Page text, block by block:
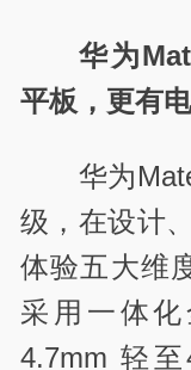
华为
平板，更有
华为
级，在设计
体验五大维
采用一体
4.7mm 轻